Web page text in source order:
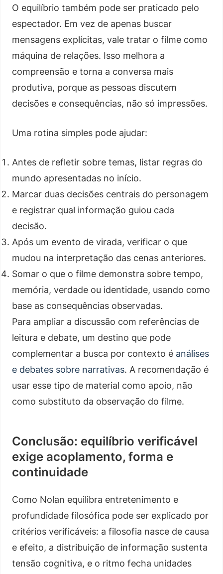
O equilíbrio também pode ser praticado pelo
espectador. Em vez de apenas buscar
mensagens explícitas, vale tratar o filme como
máquina de relações. Isso melhora a
compreensão e torna a conversa mais
produtiva, porque as pessoas discutem
decisões e consequências, não só impressões.
Uma rotina simples pode ajudar:
Antes de refletir sobre temas, listar regras do
mundo apresentadas no início.
Marcar duas decisões centrais do personagem
e registrar qual informação guiou cada
decisão.
Após um evento de virada, verificar o que
mudou na interpretação das cenas anteriores.
Somar o que o filme demonstra sobre tempo,
memória, verdade ou identidade, usando como
base as consequências observadas.
Para ampliar a discussão com referências de
leitura e debate, um destino que pode
complementar a busca por contexto é análises
e debates sobre narrativas. A recomendação é
usar esse tipo de material como apoio, não
como substituto da observação do filme.
Conclusão: equilíbrio verificável
exige acoplamento, forma e
continuidade
Como Nolan equilibra entretenimento e
profundidade filosófica pode ser explicado por
critérios verificáveis: a filosofia nasce de causa
e efeito, a distribuição de informação sustenta
tensão cognitiva, e o ritmo fecha unidades